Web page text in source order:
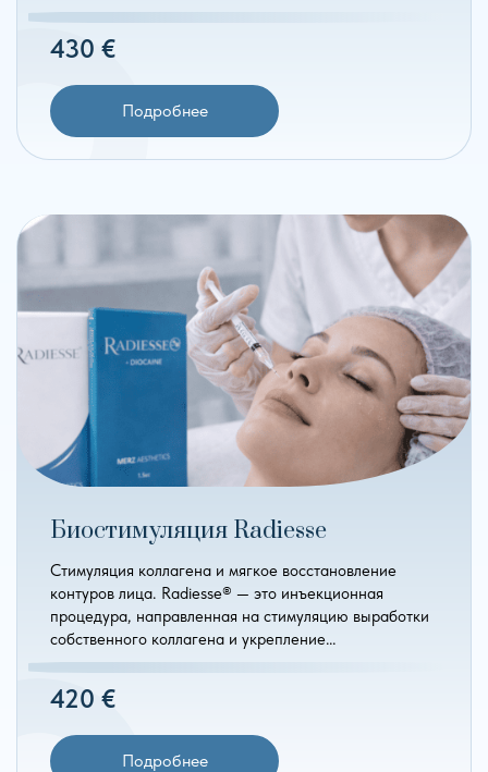
430 €
Подробнее
Биостимуляция Radiesse
Стимуляция коллагена и мягкое восстановление
контуров лица. Radiesse® — это инъекционная
процедура, направленная на стимуляцию выработки
собственного коллагена и укрепление…
420 €
Подробнее